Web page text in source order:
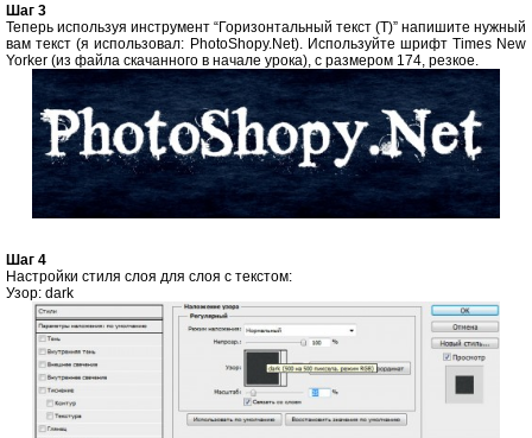
Шаг 3
Теперь используя инструмент “Горизонтальный текст (T)” напишите нужный
вам текст (я использовал: PhotoShopy.Net). Используйте шрифт Times New
Yorker (из файла скачанного в начале урока), с размером 174, резкое.
Шаг 4
Настройки стиля слоя для слоя с текстом:
Узор: dark